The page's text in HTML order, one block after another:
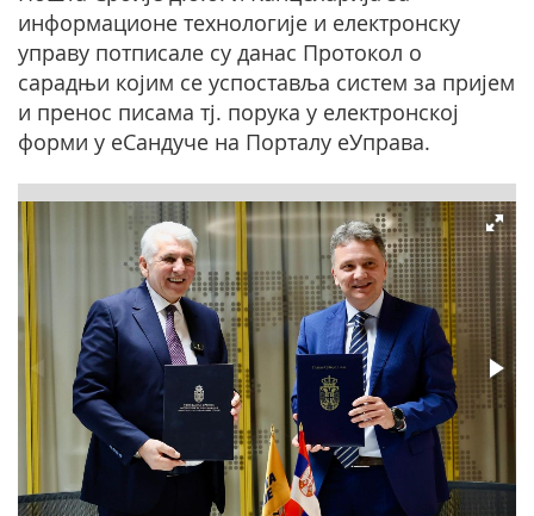
информационе технологије и електронску
управу потписале су данас Протокол о
сарадњи којим се успоставља систем за пријем
и пренос писама тј. порука у електронској
форми у еСандуче на Порталу еУправа.